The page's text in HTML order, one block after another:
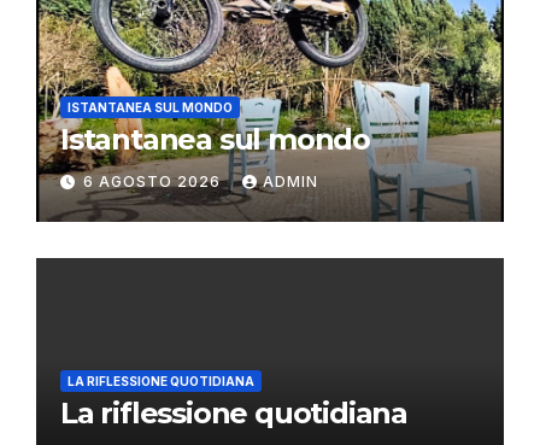
ISTANTANEA SUL MONDO
Istantanea sul mondo
6 AGOSTO 2026 ADMIN
LA RIFLESSIONE QUOTIDIANA
La riflessione quotidiana